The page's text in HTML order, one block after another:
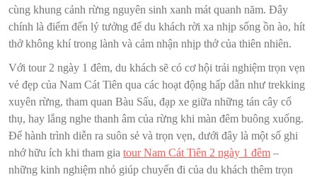
cùng khung cảnh rừng nguyên sinh xanh mát quanh năm. Đây
chính là điểm đến lý tưởng để du khách rời xa nhịp sống ồn ào, hít
thở không khí trong lành và cảm nhận nhịp thở của thiên nhiên.
Với tour 2 ngày 1 đêm, du khách sẽ có cơ hội trải nghiệm trọn vẹn
vẻ đẹp của Nam Cát Tiên qua các hoạt động hấp dẫn như trekking
xuyên rừng, tham quan Bàu Sấu, đạp xe giữa những tán cây cổ
thụ, hay lắng nghe thanh âm của rừng khi màn đêm buông xuống.
Để hành trình diễn ra suôn sẻ và trọn vẹn, dưới đây là một số ghi
nhớ hữu ích khi tham gia tour Nam Cát Tiên 2 ngày 1 đêm –
những kinh nghiệm nhỏ giúp chuyến đi của du khách thêm trọn